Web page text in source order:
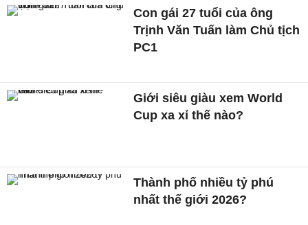
Con gái 27 tuổi của ông
Trịnh Văn Tuấn làm Chủ tịch
PC1
Giới siêu giàu xem World
Cup xa xỉ thế nào?
Thành phố nhiều tỷ phú
nhất thế giới 2026?